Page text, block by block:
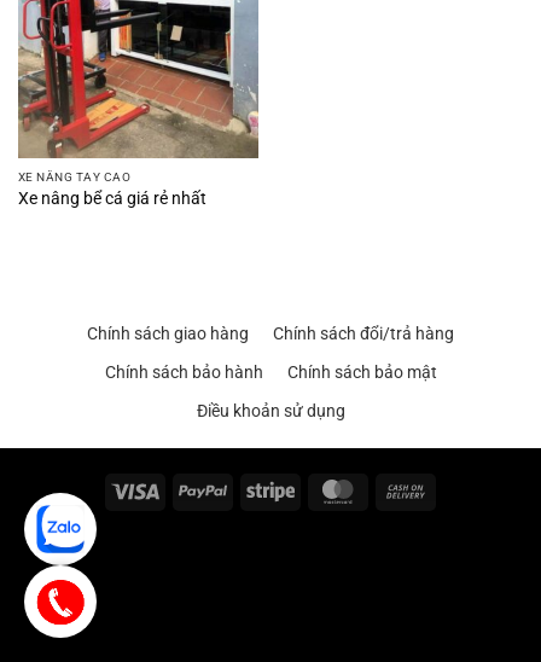
XE NÂNG TAY CAO
Xe nâng bể cá giá rẻ nhất
Chính sách giao hàng
Chính sách đổi/trả hàng
Chính sách bảo hành
Chính sách bảo mật
Điều khoản sử dụng
Visa PayPal Stripe MasterCard